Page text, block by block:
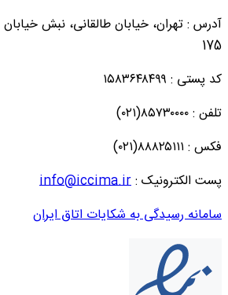
آدرس : تهران، خیابان طالقانی، نبش
175
کد پستی : ۱۵۸۳۶۴۸۴۹۹
تلفن : ۸۵۷۳۰۰۰۰(۰۲۱)
فکس : ۸۸۸۲۵۱۱۱(۰۲۱)
پست الکترونیک :info@iccima.ir
سامانه رسیدگی به شکایات اتاق ایران